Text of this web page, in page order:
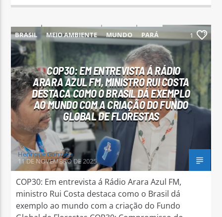
BRASIL MEIO AMBIENTE MUNDO
PARÁ
PARAUAPEBAS
1
COP30: EM ENTREVISTA Á RÁDIO
ARARA AZUL FM, MINISTRO RUI COSTA
DESTACA COMO O BRASIL DÁ EXEMPLO
AO MUNDO COM A CRIAÇÃO DO FUNDO
GLOBAL DE FLORESTAS
Henrique Gonzaga
11 DE NOVEMBRO DE 2025
COP30: Em entrevista á Rádio Arara Azul FM,
ministro Rui Costa destaca como o Brasil dá
exemplo ao mundo com a criação do Fundo